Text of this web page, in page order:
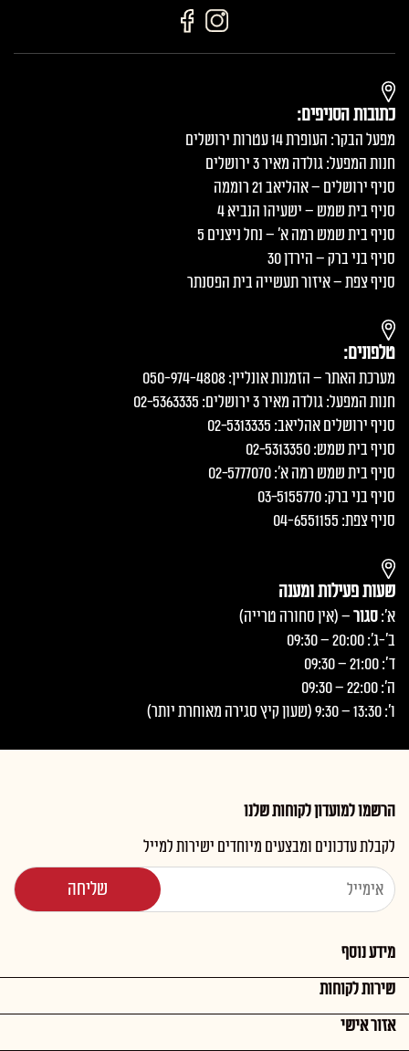
כתובות הסניפים:
מפעל הבקר: העופרת 14 עטרות ירושלים
חנות המפעל: גולדה מאיר 3 ירושלים
סניף ירושלים – אהליאב 21 רוממה
סניף בית שמש – ישעיהו הנביא 4
סניף בית שמש רמה א׳ – נחל ניצנים 5
סניף בני ברק – הירדן 30
סניף צפת – איזור תעשייה בית הפסנתר
טלפונים:
מערכת האתר – הזמנות אונליין: 050-974-4808
חנות המפעל: גולדה מאיר 3 ירושלים: 02-5363335
סניף ירושלים אהליאב: 02-5313335
סניף בית שמש: 02-5313350
סניף בית שמש רמה א׳: 02-5777070
סניף בני ברק: 03-5155770
סניף צפת: 04-6551155
שעות פעילות ומענה
א':סגור– (אין סחורה טרייה)
ב'-ג': 20:00 – 09:30
ד': 21:00 – 09:30
ה': 22:00 – 09:30
ו': 13:30 – 9:30 (שעון קיץ סגירה מאוחרת יותר)
הרשמו למועדון לקוחות שלנו
לקבלת עדכונים ומבצעים מיוחדים ישירות למייל
מידע נוסף
שירות לקוחות
אזור אישי